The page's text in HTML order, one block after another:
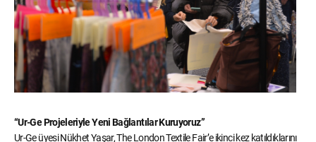
“Ur-Ge Projeleriyle Yeni Bağlantılar Kuruyoruz”
Ur-Ge üyesi Nükhet Yaşar, The London Textile Fair’e ikinci kez katıldıklarını